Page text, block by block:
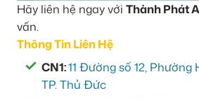
Hãy liên hệ ngay với Thành Phát
vấn.
Thông Tin Liên Hệ
CN1:11 Đường số 12,
TP. Thủ Đức